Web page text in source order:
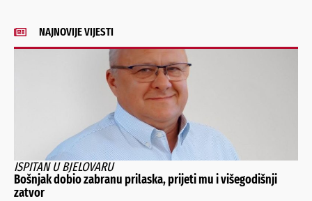
NAJNOVIJE VIJESTI
ISPITAN U BJELOVARU
Bošnjak dobio zabranu prilaska, prijeti mu i višegodišnji
zatvor